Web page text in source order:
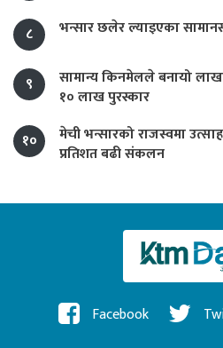
८ भन्सार छलेर ल्याइएका
९
सामान्य किनमेलले बनायो
१० लाख पुरस्कार
१०
मेची भन्सारको राजस्वमा
प्रतिशत बढी संकलन
Facebook